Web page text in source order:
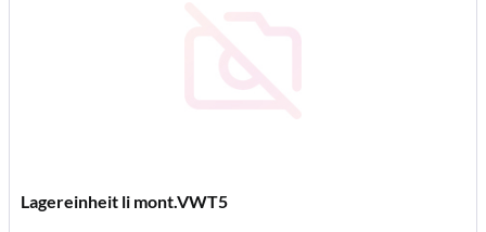
Lagereinheit li mont.VWT5